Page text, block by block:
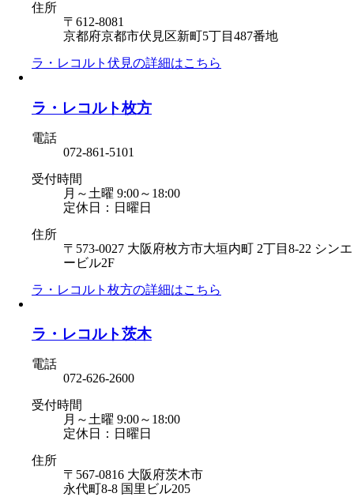
住所
〒612-8081
京都府京都市伏見区新町5丁目487番地
ラ・レコルト伏見の詳細はこちら
ラ・レコルト枚方
電話
072-861-5101
受付時間
月～土曜 9:00～18:00
定休日：日曜日
住所
〒573-0027 大阪府枚方市大垣内町 2丁目8-22 シンエ
ービル2F
ラ・レコルト枚方の詳細はこちら
ラ・レコルト茨木
電話
072-626-2600
受付時間
月～土曜 9:00～18:00
定休日：日曜日
住所
〒567-0816 大阪府茨木市
永代町8-8 国里ビル205